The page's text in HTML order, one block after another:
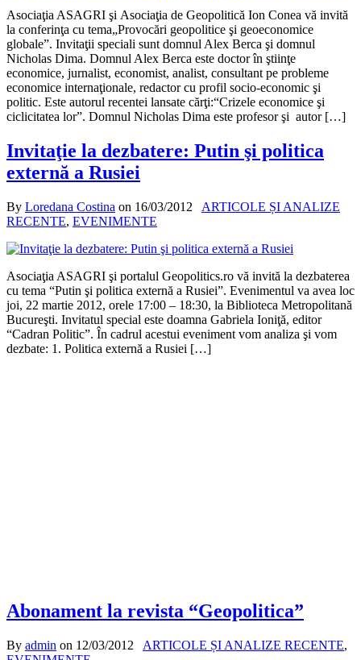
Asociaţia ASAGRI şi Asociaţia de Geopolitică Ion Conea vă invită
la conferinţa cu tema„Provocări geopolitice şi geoeconomice
globale”. Invitaţii speciali sunt domnul Alex Berca şi domnul
Nicholas Dima. Domnul Alex Berca este doctor în ştiinţe
economice, jurnalist, economist, analist, consultant pe probleme
economice internaţionale, redactor cu profil socio-economic şi
politic. Este autorul recentei lansate cărţi:“Crizele economice şi
ciclicitatea lor”. Domnul Nicholas Dima este profesor şi autor […]
Invitaţie la dezbatere: Putin şi politica
externă a Rusiei
By Loredana Costina on 16/03/2012
ARTICOLE ȘI ANALIZE
RECENTE, EVENIMENTE
Asociaţia ASAGRI şi portalul Geopolitics.ro vă invită la dezbaterea
cu tema “Putin şi politica externă a Rusiei”. Evenimentul va avea loc
joi, 22 martie 2012, orele 17:00 – 18:30, la Biblioteca Metropolitană
Bucureşti. Invitatul special este doamna Gabriela Ioniţă, editor
“Cadran Politic”. În cadrul acestui eveniment vom analiza şi vom
dezbate: 1. Politica externă a Rusiei […]
Abonament la revista “Geopolitica”
By admin on 12/03/2012 ARTICOLE ȘI ANALIZE RECENTE,